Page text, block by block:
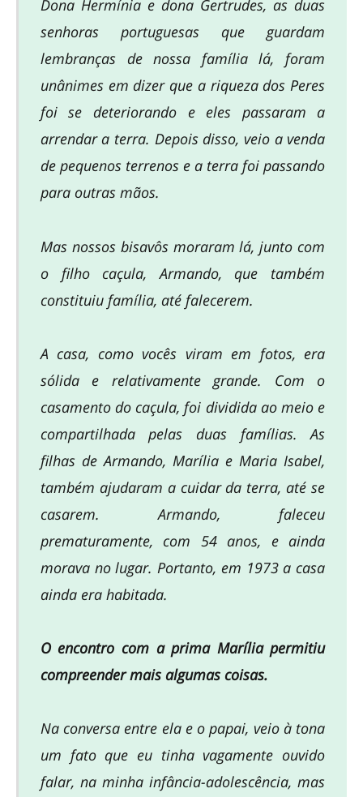
Dona Hermínia e dona Gertrudes, as duas
senhoras portuguesas que guardam
lembranças de nossa família lá, foram
unânimes em dizer que a riqueza dos Peres
foi se deteriorando e eles passaram a
arrendar a terra. Depois disso, veio a venda
de pequenos terrenos e a terra foi passando
para outras mãos.
Mas nossos bisavôs moraram lá, junto com
o filho caçula, Armando, que também
constituiu família, até falecerem.
A casa, como vocês viram em fotos, era
sólida e relativamente grande. Com o
casamento do caçula, foi dividida ao meio e
compartilhada pelas duas famílias. As
filhas de Armando, Marília e Maria Isabel,
também ajudaram a cuidar da terra, até se
casarem. Armando, faleceu
prematuramente, com 54 anos, e ainda
morava no lugar. Portanto, em 1973 a casa
ainda era habitada.
O encontro com a prima Marília permitiu
compreender mais algumas coisas.
Na conversa entre ela e o papai, veio à tona
um fato que eu tinha vagamente ouvido
falar, na minha infância-adolescência, mas